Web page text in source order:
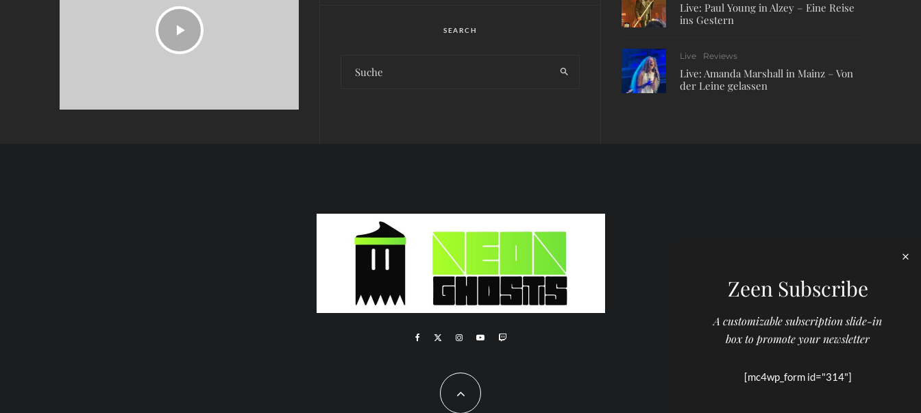
SEARCH
Live: Paul Young in Alzey – Eine Reise
ins Gestern
Live Reviews
Live: Amanda Marshall in Mainz – Von
der Leine gelassen
Zeen Subscribe
A customizable subscription slide-in
box to promote your newsletter
[mc4wp_form id="314"]